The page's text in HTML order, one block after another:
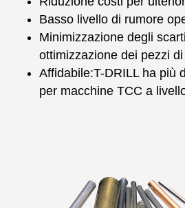
Basso livello di rumore
Minimizzazione degli
ottimizzazione dei pezzi
Affidabile:T-DRILL ha più
per macchine TCC a